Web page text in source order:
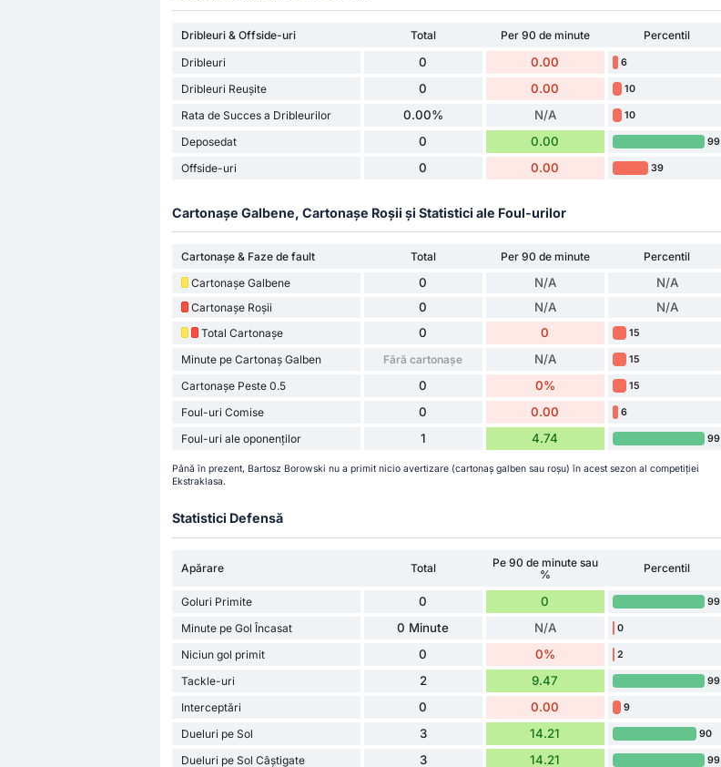
Dribleuri & Offside-uri Total Per 90 de minute
Percentil
Dribleuri
0 0.00 6
Dribleuri Reușite 0 0.00 10
Rata de Succes a Dribleurilor 0.00% N/A 10
Deposedat 0 0.00 99
Offside-uri 0 0.00 39
Cartonașe Galbene, Cartonașe Roșii și Statistici ale Foul-urilor
Cartonașe & Faze de fault Total Per 90 de minute
Percentil
Cartonașe Galbene
0 N/A N/A
Cartonașe Roșii 0 N/A N/A
Total Cartonașe 0 0 15
Minute pe Cartonaș Galben Fără cartonașe N/A 15
Cartonașe Peste 0.5 0 0% 15
Foul-uri Comise 0 0.00 6
Foul-uri ale oponenților 1 4.74 99
Până în prezent, Bartosz Borowski nu a primit nicio avertizare (cartonaș galben sau roșu) în acest sezon al competiției
Ekstraklasa.
Statistici Defensă
Apărare Total
Pe 90 de minute sau
%
Percentil
Goluri Primite 0 0 99
Minute pe Gol Încasat 0 Minute N/A 0
Niciun gol primit 0 0% 2
Tackle-uri 2 9.47 99
Interceptări 0 0.00 9
Dueluri pe Sol 3 14.21 90
Dueluri pe Sol Câștigate 3 14.21 99